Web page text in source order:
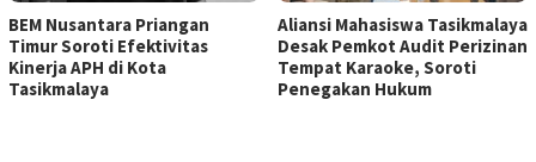
BEM Nusantara Priangan
Timur Soroti Efektivitas
Kinerja APH di Kota
Tasikmalaya
Aliansi Mahasiswa Tasikmalaya
Desak Pemkot Audit Perizinan
Tempat Karaoke, Soroti
Penegakan Hukum